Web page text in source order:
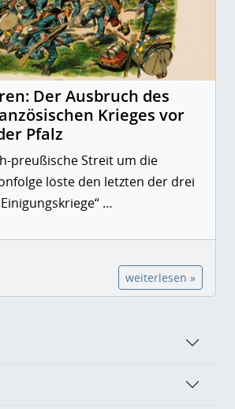
Der Ausbruch des
Krieges vor
Pfalz
preußische Streit um die
löste den letzten der drei
…
weiterlesen »